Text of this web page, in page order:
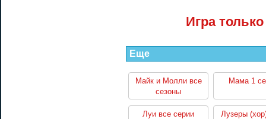
Игра
Еще
Майк и Молли все
сезоны
Мама 1
Луи все серии
Лузеры